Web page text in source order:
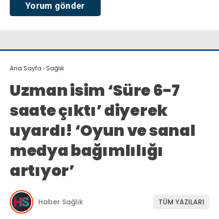
Ana Sayfa › Sağlık
Uzman isim ‘Süre 6-7
saate çıktı’ diyerek
uyardı! ‘Oyun ve sanal
medya bağımlılığı
artıyor’
Haber Sağlık TÜM YAZILARI